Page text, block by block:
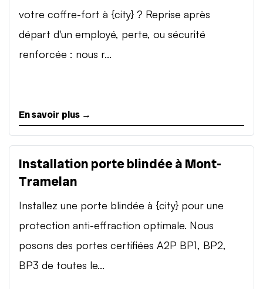
votre coffre-fort à {city} ? Reprise après
départ d'un employé, perte, ou sécurité
renforcée : nous r...
En savoir plus →
Installation porte blindée à Mont-
Tramelan
Installez une porte blindée à {city} pour une
protection anti-effraction optimale. Nous
posons des portes certifiées A2P BP1, BP2,
BP3 de toutes le...